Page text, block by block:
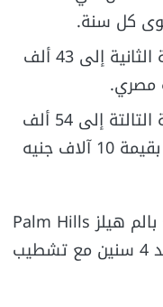
كل سنة.
تصل قيمة القسط في السنة الثانية إلى 43 ألف
تصل قيمة القسط في السنة التالتة إلى 54 ألف
جنيه مصري، مما يعني زيادة بقيمة 10 آلاف جنيه
تصل مدة التمويل والاستلام مع بالم هيلز Palm Hills
حتى 10 سنين ويتم الاستلام بعد 4 سنين مع تشطيب